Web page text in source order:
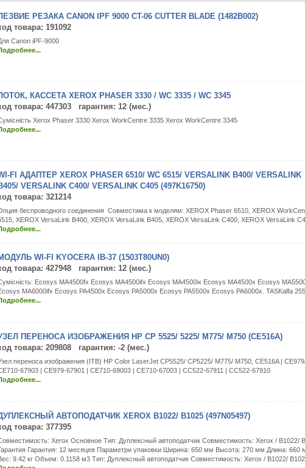
РЕЗАКА CANON IPF 9000 CT-06 CUTTER BLADE (1482B002)
товара: 191092
Canon iPF-9000
КАССЕТА XEROX PHASER 3330 / WC 3335 / WC 3345
товара: 447303 гарантия: 12 (мес.)
Xerox Phaser 3330 Xerox WorkCentre 3335 Xerox WorkCentre 3345
FI АДАПТЕР XEROX PHASER 6510/ WC 6515/ VERSALINK B400/ VERSALINK
VERSALINK C400/ VERSALINK C405 (497K16750)
товара: 321214
беспроводного соединения Совместима к моделям: XEROX Phaser 6510, XEROX
XEROX VersaLink B400, XEROX VersaLink B405, XEROX VersaLink C400, XEROX VersaLink
WI-FI KYOCERA IB-37 (1503T80UN0)
товара: 427948 гарантия: 12 (мес.)
Ecosys MA4500fx Ecosys MA4500ifx Ecosys MA4500ix Ecosys MA4500x Ecosys
MA6000ifx Ecosys PA4500x Ecosys PA5000x Ecosys PA5500x Ecosys PA6000x. TASKalfa
ПЕРЕНОСА ИЗОБРАЖЕНИЯ HP CP 5525/ 5225/ M775/ M750 (CE516A)
товара: 209808 гарантия: -2 (мес.)
переноса изображения (ITB) HP Color LaserJet CP5525/ CP5225/ M775/ M750, CE516A |
67903 | CE979-67901 | CE710-69003 | CE710-67003 | CC522-67911 | CC522-67910
АВТОПОДАТЧИК XEROX B1022/ B1025 (497N05497)
товара: 377395
Xerox Основное Тип: Дуплексный автоподатчик Совместимость: Xerox / B1022/
Гарантия: 12 месяцев Параметри упаковки Ширина: 650 мм Высота: 270 мм Длина: 660
9.42 кг Объем: 0.1158 м3 Тип: Дуплексный автоподатчик Совместимость: Xerox / B1022/